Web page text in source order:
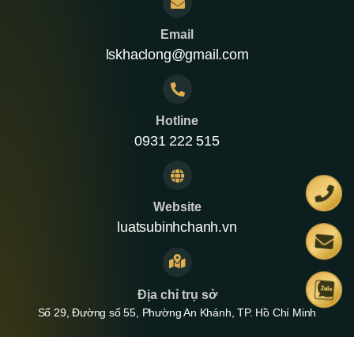
Email
lskhaclong@gmail.com
Hotline
0931 222 515
Website
luatsubinhchanh.vn
Địa chỉ trụ sở
Số 29, Đường số 55, Phường An Khánh, TP. Hồ Chí Minh